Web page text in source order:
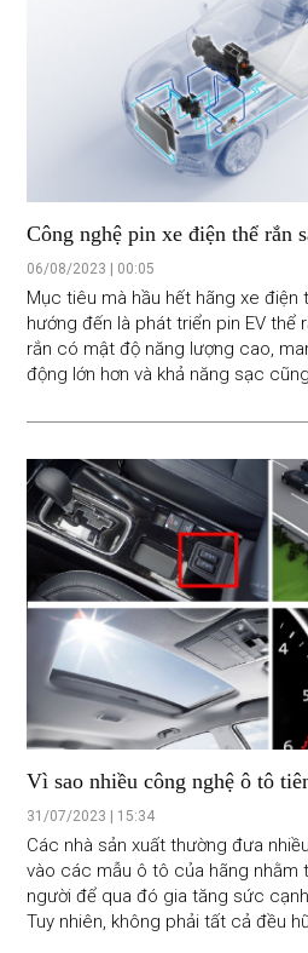
Công nghệ pin xe điện thể rắn
hóa
06/08/2023 | 00:05
Mục tiêu mà hầu hết hãng xe điện
hướng đến là phát triển pin EV thể
rắn có mật độ năng lượng cao,
động lớn hơn và khả năng sạc
khởi nghiệp ProLogium
tạo ra bước đột phá cho công
tương lai.
Vì sao nhiều công nghệ ô tô
dụng ở Việt Nam
31/07/2023 | 15:34
Các nhà sản xuất thường đưa
vào các mẫu ô tô của hãng nhằm
người để qua đó gia tăng sức
Tuy nhiên, không phải tất cả đều